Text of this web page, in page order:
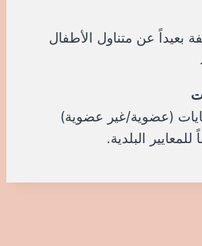
بعيداً عن متناول الأطفال
(عضوية/غير عضوية)
البلدية.